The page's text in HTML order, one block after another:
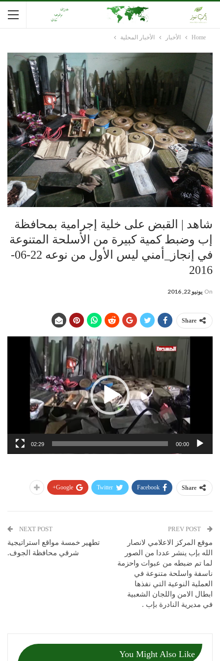
Home الأخبار الأخبار المحلية
شاهد | القبض على خلية إجرامية بمحافظة
إب وضبط كمية كبيرة من الأسلحة المتنوعة
في إنجاز_أمني ليس الأول من نوعه 22-06-
2016
On يونيو 22, 2016
Share
00:00
02:29
Share
Facebook
Twitter
Google+
موقع المركز الاعلامي لانصار
الله بإب ينشر عددا من الصور
لما تم ضبطه من عبوات واحزمة
ناسفة واسلحة متنوعة في
العملية النوعية التي نفذها
ابطال الامن واللجان الشعبية
في مديرية النادرة بإب .
NEXT POST
ﺗﻄﻬﻴﺮ ﺧﻤﺴﺔ ﻣﻮﺍﻗﻊ ﺍﺳﺘﺮﺍﺗﻴﺠﻴﺔ
ﺷﺮﻗﻲ ﻣﺤﺎﻓﻈﺔ ﺍﻟﺠﻮﻑ.
You Might Also Like